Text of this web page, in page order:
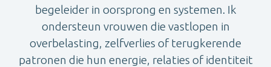
begeleider in oorsprong en systemen. Ik
ondersteun vrouwen die vastlopen in
overbelasting, zelfverlies of terugkerende
patronen die hun energie, relaties of identiteit